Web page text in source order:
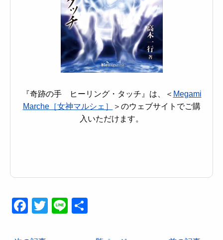
『奇跡の手 ヒーリング・タッチ』は、＜ Megami
Marche［女神マルシェ］
＞のウェブサイトでご購
入いただけます。
Facebook
Twitter
Line